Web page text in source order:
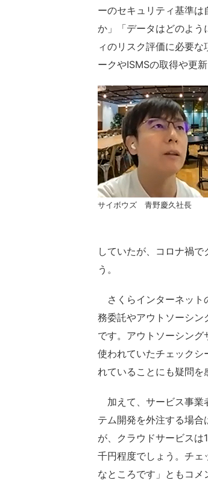
ーのセキュリティ基準
か」「データはどのよ
ィのリスク評価に必要
ークやISMSの取得や更
サイボウズ 青野慶久社長
していたが、コロナ禍
う。
さくらインターネット
務委託やアウトソーシ
です。アウトソーシン
使われていたチェック
れていることにも疑問を
加えて、サービス事業
テム開発を外注する場合
が、クラウドサービスは
千円程度でしょう。チ
なところです」ともコメ